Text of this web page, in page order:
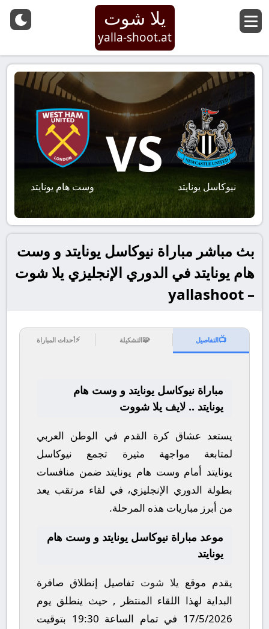
يلا شوت
yalla-shoot.at
نيوكاسل يونايتد
VS
وست هام يونايتد
بث مباشر مباراة نيوكاسل يونايتد و وست
هام يونايتد في الدوري الإنجليزي يلا شوت
– yallashoot
📺التفاصيل 🧩التشكيلة ⚡أحداث المباراة
مباراة نيوكاسل يونايتد و وست هام
يونايتد .. لايف يلا شووت
يستعد عشاق كرة القدم في الوطن العربي
لمتابعة مواجهة مثيرة تجمع نيوكاسل
يونايتد أمام وست هام يونايتد ضمن منافسات
بطولة الدوري الإنجليزي، في لقاء مرتقب يعد
من أبرز مباريات هذه المرحلة.
موعد مباراة نيوكاسل يونايتد و وست هام
يونايتد
يقدم موقع يلا شوت تفاصيل إنطلاق صافرة
البداية لهذا اللقاء المنتظر , حيث ينطلق يوم
17/5/2026 في تمام الساعة 19:30 بتوقيت